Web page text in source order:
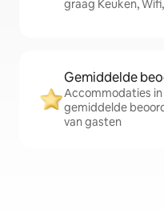
graag Keuken,
Gemiddelde
Accommodaties
gemiddelde
van gasten